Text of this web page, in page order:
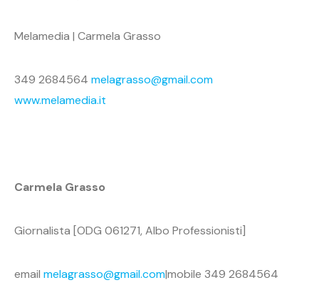
Melamedia | Carmela Grasso
349 2684564 melagrasso@gmail.com
www.melamedia.it
Carmela Grasso
Giornalista [ODG 061271, Albo Professionisti]
email melagrasso@gmail.com|mobile 349 2684564